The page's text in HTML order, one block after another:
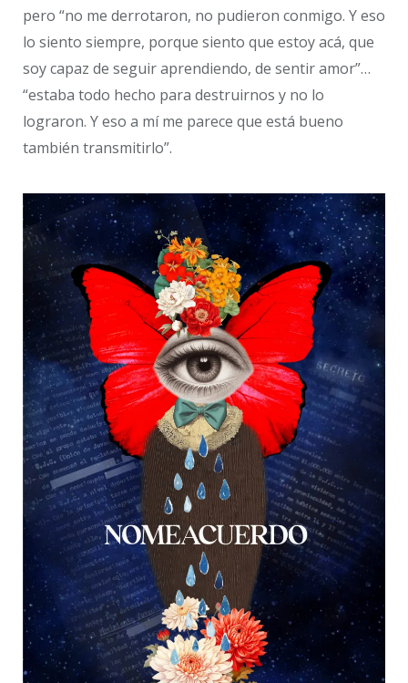
pero “no me derrotaron, no pudieron conmigo. Y eso
lo siento siempre, porque siento que estoy acá, que
soy capaz de seguir aprendiendo, de sentir amor”…
“estaba todo hecho para destruirnos y no lo
lograron. Y eso a mí me parece que está bueno
también transmitirlo”.